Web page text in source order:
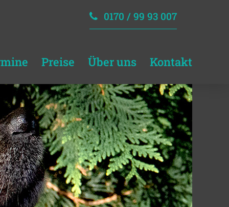
0170 / 99 93 007
Preise Über uns Kontakt